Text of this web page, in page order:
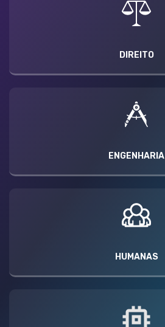
DIREITO
ENGENHARIA
HUMANAS